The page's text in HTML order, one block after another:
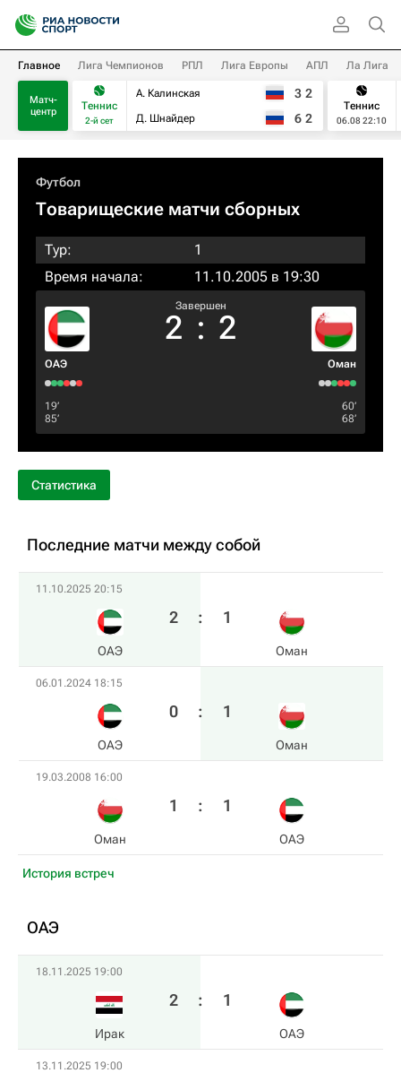
Главное Лига Чемпионов РПЛ Лига Европы АПЛ Ла Лига
Матч-
центр
Теннис
2-й сет
А. Калинская
Д. Шнайдер
3 2
6 2
Теннис
06.08 22:10
Футбол
Товарищеские матчи сборных
Тур:
1
Время начала:
11.10.2005 в 19:30
ОАЭ
Завершен
2 : 2
Оман
19‎’‎
85‎’‎
60‎’‎
68‎’‎
Статистика
Последние матчи между собой
11.10.2025 20:15
ОАЭ
2 : 1
Оман
06.01.2024 18:15
ОАЭ
0 : 1
Оман
19.03.2008 16:00
Оман
1 : 1
ОАЭ
История встреч
ОАЭ
18.11.2025 19:00
Ирак
2 : 1
ОАЭ
13.11.2025 19:00